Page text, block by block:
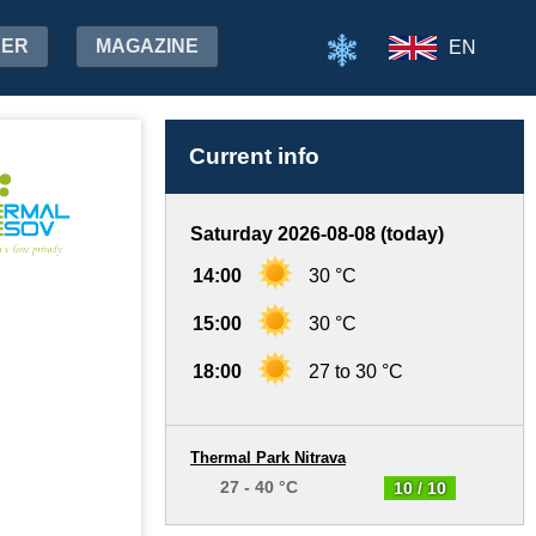
MAGAZINE EN
Current info
Saturday 2026-08-08 (today)
14:00 30 °C
15:00 30 °C
18:00 27 to 30 °C
10 / 10
Thermal Park Nitrava
27 - 40 °C